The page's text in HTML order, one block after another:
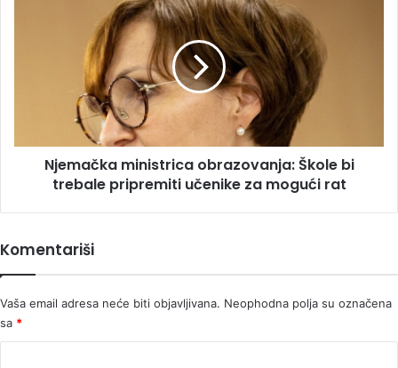
za
mogućiNjemačka ministrica obrazovanja: Škole bi
trebale pripremiti učenike za mogući rat
Komentariši
Vaša email adresa neće biti objavljivana. Neophodna polja su označena
sa *